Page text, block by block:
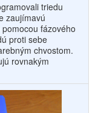
triedu
zaujímavú
fázového
proti sebe
chvostom.
rovnakým